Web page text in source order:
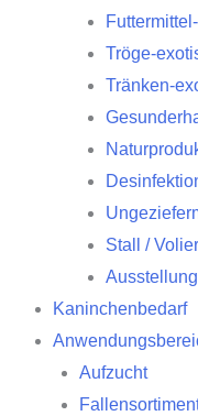
Tröge-
Tränken-
Stall /
Kaninchenbedarf
Aufzucht